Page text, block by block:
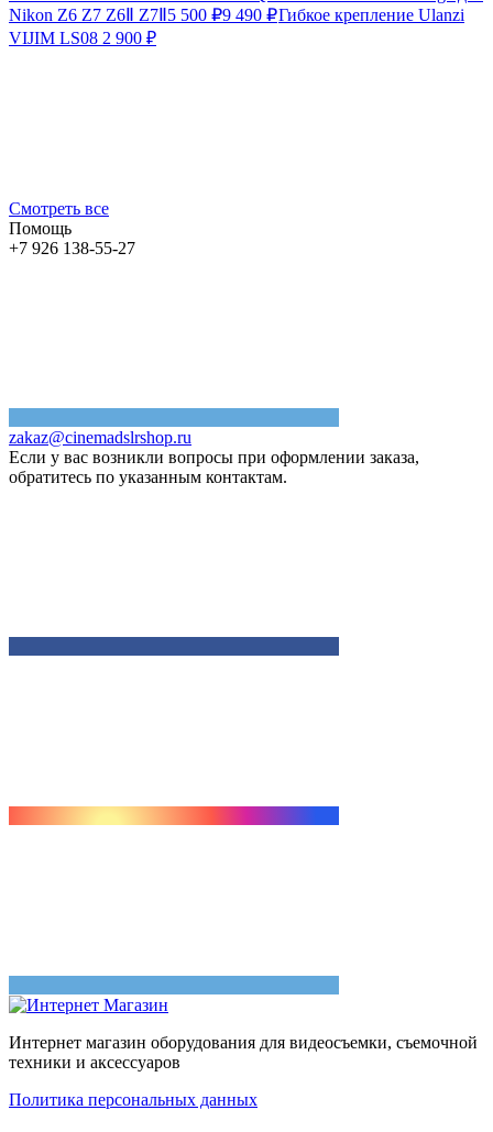
Nikon Z6 Z7 Z6Ⅱ Z7Ⅱ 5 500 ₽9 490 ₽Гибкое крепление Ulanzi
VIJIM LS08 2 900 ₽
Смотреть все
Помощь
+7 926 138-55-27
zakaz@cinemadslrshop.ru
Если у вас возникли вопросы при оформлении заказа,
обратитесь по указанным контактам.
Интернет магазин оборудования для видеосъемки, съемочной
техники и аксессуаров
Политика персональных данных